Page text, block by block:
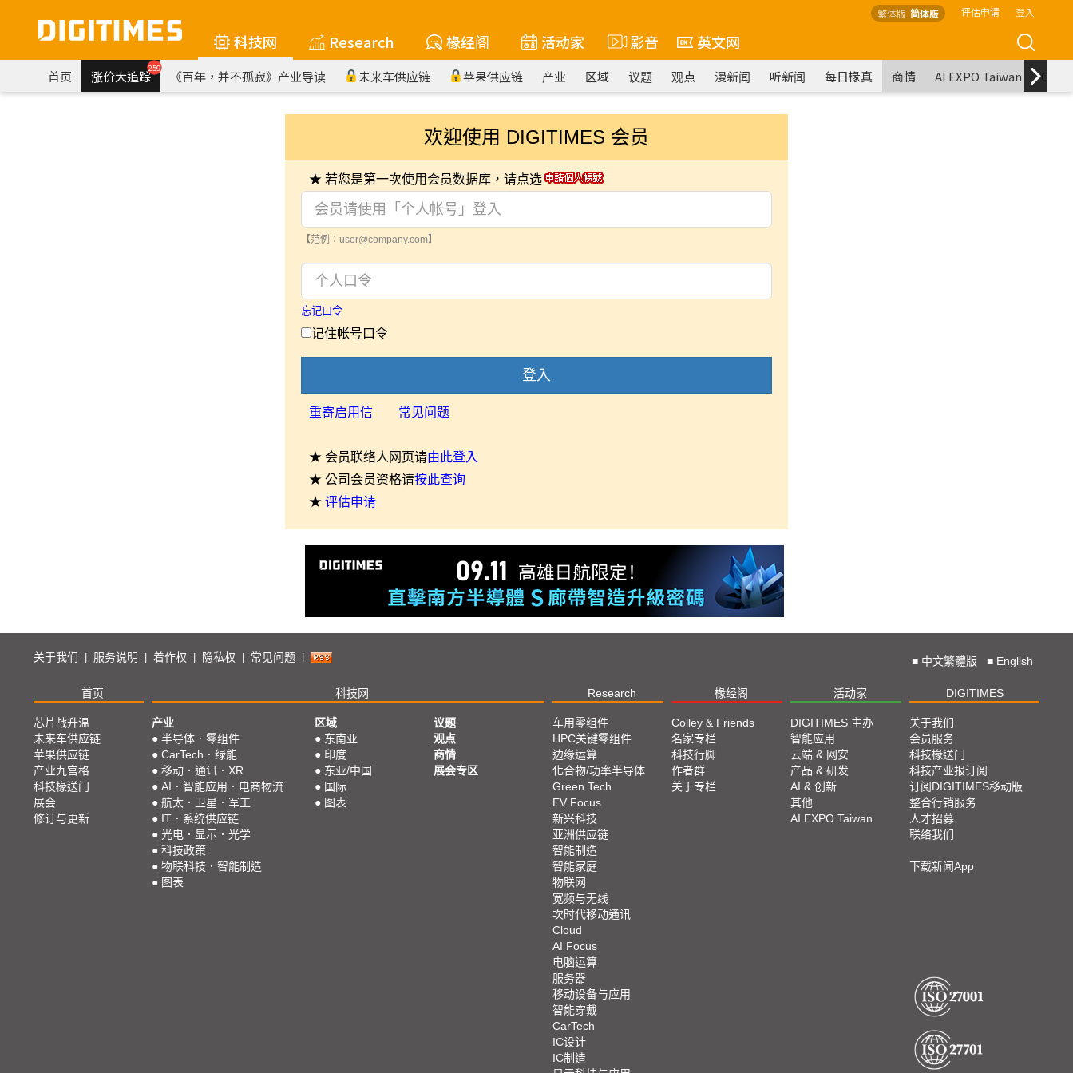
繁体版 简体版 评估申请 登入
科技网 Research 椽经阁 活动家 影音 英文网
首页 涨价大追踪259 《百年，并不孤寂》产业导读 未来车供应链 苹果供应链 产业 区域 议题 观点 漫新闻 听新闻 每日椽真 商情 AI EXPO Taiwan
欢迎使用 DIGITIMES 会员
★ 若您是第一次使用会员数据库，请点选
【范例：user@company.com】
忘记口令
记住帐号口令
登入
重寄启用信 常见问题
★ 会员联络人网页请由此登入
★ 公司会员资格请按此查询
★ 评估申请
关于我们 服务说明 着作权 隐私权 常见问题 ■ 中文繁體版 ■ English
首页 科技网 Research 椽经阁 活动家 DIGITIMES
芯片战升温
未来车供应链
苹果供应链
产业九宫格
科技椽送门
展会
修订与更新
产业
● 半导体．零组件
● CarTech．绿能
● 移动．通讯．XR
● AI．智能应用．电商物流
● 航太．卫星．军工
● IT．系统供应链
● 光电．显示．光学
● 科技政策
● 物联科技．智能制造
● 图表
区域
● 东南亚
● 印度
● 东亚/中国
● 国际
● 图表
议题
观点
商情
展会专区
车用零组件
HPC关键零组件
边缘运算
化合物/功率半导体
Green Tech
EV Focus
新兴科技
亚洲供应链
智能制造
智能家庭
物联网
宽频与无线
次时代移动通讯
Cloud
AI Focus
电脑运算
服务器
移动设备与应用
智能穿戴
CarTech
IC设计
IC制造
Colley & Friends
名家专栏
科技行脚
作者群
关于专栏
DIGITIMES 主办
智能应用
云端 & 网安
产品 & 研发
AI & 创新
其他
AI EXPO Taiwan
关于我们
会员服务
科技椽送门
科技产业报订阅
订阅DIGITIMES移动版
整合行销服务
人才招募
联络我们
下载新闻App